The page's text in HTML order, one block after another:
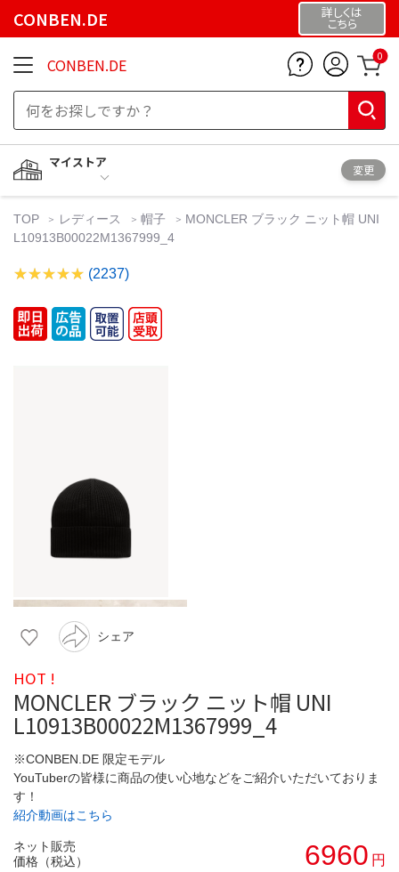
CONBEN.DE 詳しくは
こちら
CONBEN.DE 0
マイストア
変更
TOP レディース 帽子
MONCLER ブラック ニット帽 UNI
L10913B00022M1367999_4
(2237)
シェア
HOT !
MONCLER ブラック ニット帽 UNI
L10913B00022M1367999_4
※CONBEN.DE 限定モデル
YouTuberの皆様に商品の使い心地などをご紹介いただいておりま
す！
紹介動画はこちら
ネット販売
価格（税込）
6960 円